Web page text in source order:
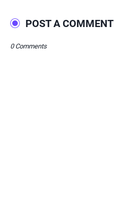
POST A COMMENT
0 Comments